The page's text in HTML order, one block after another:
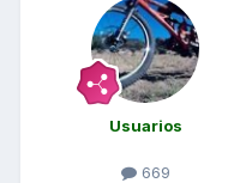
Usuarios
669